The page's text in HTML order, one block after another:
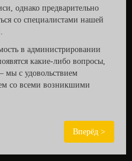
однако предварительно
со специалистами нашей
в администрировании
какие-либо вопросы,
мы с удовольствием
со всеми возникшими
Вперёд >